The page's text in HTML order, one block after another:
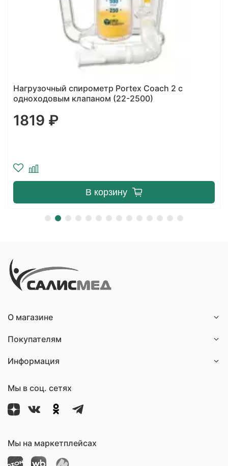
Нагрузочный спирометр Portex Coach 2 с
одноходовым клапаном (22-2500)
1819 ₽
В корзину
О магазине
Покупателям
Информация
Мы в соц. сетях
Мы на маркетплейсах